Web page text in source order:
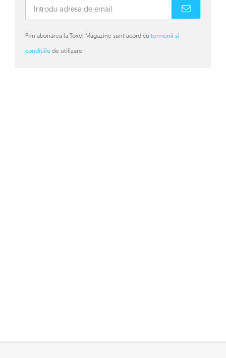
Prin abonarea la Toxel Magazine sunt acord cu termenii si
conditiile de utilizare.